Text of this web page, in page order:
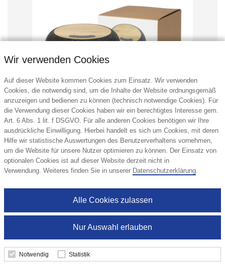
Ecofiber Bambus/RPET Bluetooth®
Lautsprecher und kabelloses Ladepad
ab 36,86 €
Wir verwenden Cookies
Auf dieser Website kommen Cookies zum Einsatz. Wir verwenden
Cookies, die notwendig sind, um die Inhalte der Website ordnungsgemäß
anzuzeigen und bedienen zu können (technisch notwendige Cookies). Für
die Verwendung dieser Cookies haben wir ein berechtigtes Interesse gem.
Art. 6 Abs. 1 lit. f DSGVO. Für alle anderen Cookies benötigen wir Ihre
ausdrückliche Einwilligung. Hierbei handelt es sich um Cookies, mit deren
Hilfe wir statistische Auswertungen des Benutzerverhaltens vornehmen,
um die Website für unsere Nutzer optimieren zu können. Der Einsatz von
optionalen Cookies ist auf dieser Website derzeit nicht in
Verwendung. Weiteres finden Sie in unserer Datenschutzerklärung.
Nur Auswahl erlauben
Alle Cookies zulassen
Notwendig Statistik